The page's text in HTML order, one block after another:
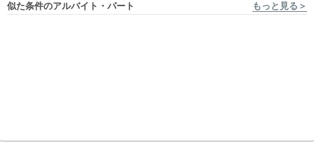
似た条件のアルバイト・パート もっと見る＞